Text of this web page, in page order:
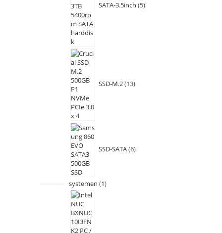
SATA-3.5inch 5
SSD-M.2 13
SSD-SATA 6
systemen 1